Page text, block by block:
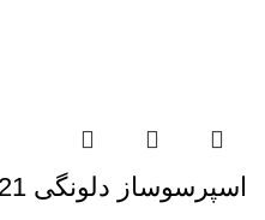
اسپرسوساز دلونگی BCO421